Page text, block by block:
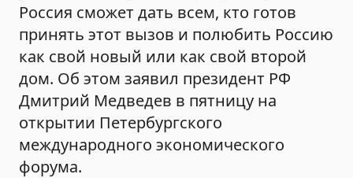
Россия сможет дать всем, кто готов
принять этот вызов и полюбить Россию
как свой новый или как свой второй
дом. Об этом заявил президент РФ
Дмитрий Медведев в пятницу на
открытии Петербургского
международного экономического
форума.